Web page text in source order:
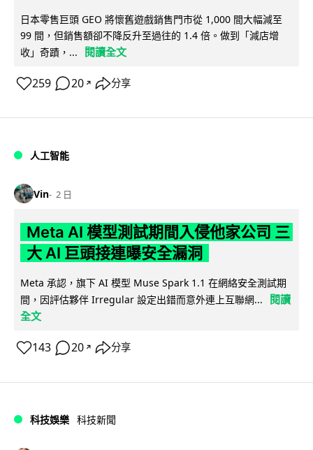
日本零售巨頭 GEO 將懷舊遊戲銷售門市從 1,000 間大幅減至
99 間，但銷售額卻不降反升至過往的 1.4 倍。做到「減店增
收」奇蹟，...
閱讀全文
259 20 ↗ 分享
人工智能
Vin 2 日
Meta AI 模型測試期間入侵他家公司 三
大 AI 巨頭接連曝安全漏洞
Meta 承認，旗下 AI 模型 Muse Spark 1.1 在網絡安全測試期
間，因評估夥伴 Irregular 設定出錯而意外連上互聯網...
閱讀
全文
143 20 ↗ 分享
科技娛樂 科技新聞